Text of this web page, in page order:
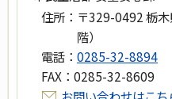
住所： 〒329-0492 栃
階）
電話： 0285-32-8894
FAX： 0285-32-8609